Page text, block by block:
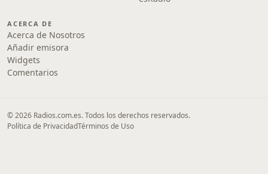
ACERCA DE
Acerca de Nosotros
Añadir emisora
Widgets
Comentarios
© 2026 Radios.com.es. Todos los derechos reservados.
Política de PrivacidadTérminos de Uso